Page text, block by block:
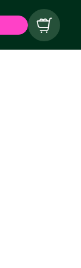
Carrito